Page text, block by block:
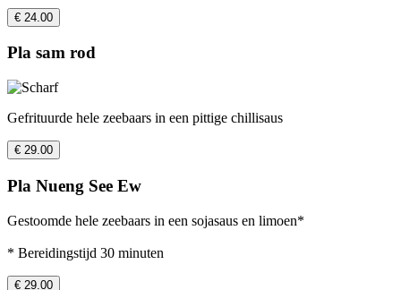
€ 24.00
Pla sam rod
Gefrituurde hele zeebaars in een pittige chillisaus
€ 29.00
Pla Nueng See Ew
Gestoomde hele zeebaars in een sojasaus en limoen*
* Bereidingstijd 30 minuten
€ 29.00